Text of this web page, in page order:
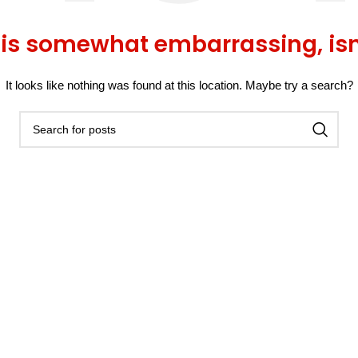
somewhat embarrassing,
It looks like nothing was found at this location. Maybe try a search?